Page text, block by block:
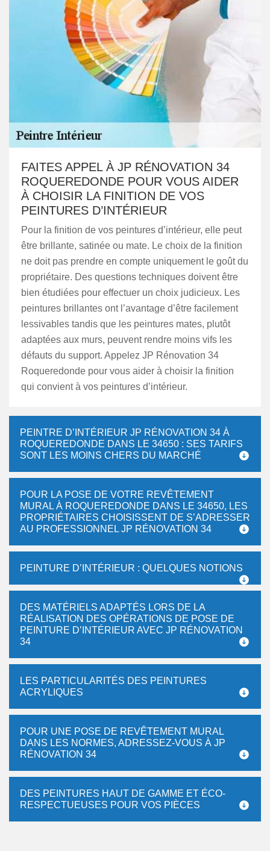
FAITES APPEL À JP RÉNOVATION 34
ROQUEREDONDE POUR VOUS AIDER
À CHOISIR LA FINITION DE VOS
PEINTURES D’INTÉRIEUR
Pour la finition de vos peintures d’intérieur, elle peut
être brillante, satinée ou mate. Le choix de la finition
ne doit pas prendre en compte uniquement le goût du
propriétaire. Des questions techniques doivent être
bien étudiées pour effectuer un choix judicieux. Les
peintures brillantes ont l’avantage d’être facilement
lessivables tandis que les peintures mates, plutôt
adaptées aux murs, peuvent rendre moins vifs les
défauts du support. Appelez JP Rénovation 34
Roqueredonde pour vous aider à choisir la finition
qui convient à vos peintures d’intérieur.
PEINTRE D’INTÉRIEUR JP RÉNOVATION 34 À
ROQUEREDONDE DANS LE 34650 : SES TARIFS
SONT LES MOINS CHERS DU MARCHÉ
POUR LA POSE DE VOTRE REVÊTEMENT
MURAL À ROQUEREDONDE DANS LE 34650, LES
PROPRIÉTAIRES CHOISISSENT DE S’ADRESSER
AU PROFESSIONNEL JP RÉNOVATION 34
PEINTURE D’INTÉRIEUR : QUELQUES NOTIONS
DES MATÉRIELS ADAPTÉS LORS DE LA
RÉALISATION DES OPÉRATIONS DE POSE DE
PEINTURE D’INTÉRIEUR AVEC JP RÉNOVATION
34
LES PARTICULARITÉS DES PEINTURES
ACRYLIQUES
POUR UNE POSE DE REVÊTEMENT MURAL
DANS LES NORMES, ADRESSEZ-VOUS À JP
RÉNOVATION 34
DES PEINTURES HAUT DE GAMME ET ÉCO-
RESPECTUEUSES POUR VOS PIÈCES